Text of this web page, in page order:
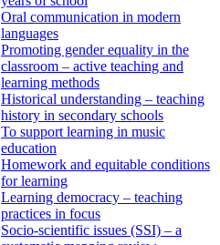
Oral communication in modern
languages
Promoting gender equality in the
classroom – active teaching and
learning methods
Historical understanding – teaching
history in secondary schools
To support learning in music
education
Homework and equitable conditions
for learning
Learning democracy – teaching
practices in focus
Socio-scientific issues (SSI) – a